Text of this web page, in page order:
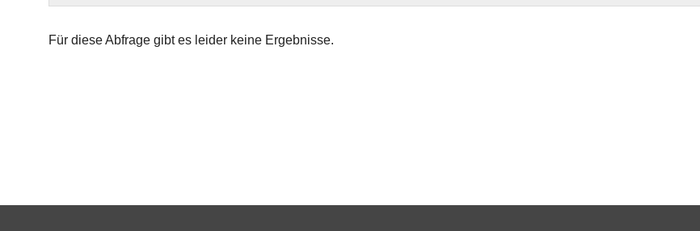
Für diese Abfrage gibt es leider keine Ergebnisse.